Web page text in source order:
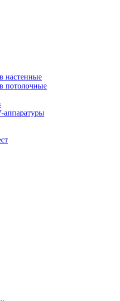
настенные
потолочные